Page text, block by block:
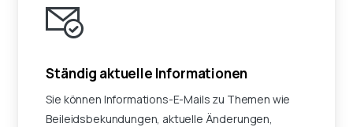
Ständig aktuelle Informationen
Sie können Informations-E-Mails zu Themen wie
Beileidsbekundungen, aktuelle Änderungen,